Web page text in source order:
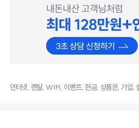
인터넷, 렌탈, WIFI, 이벤트, 현금, 상품권, 가입,